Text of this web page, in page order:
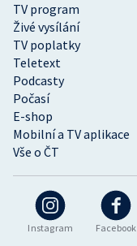
Instagram Facebook
TV program
Živé vysílání
TV poplatky
Teletext
Podcasty
Počasí
E-shop
Mobilní a TV aplikace
Vše o ČT